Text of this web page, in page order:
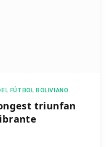
FÚTBOL BOLIVIANO
triunfan